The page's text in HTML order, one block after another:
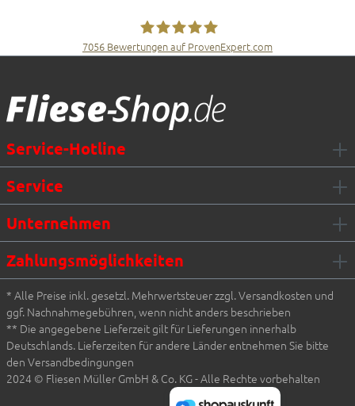
7056 Bewertungen auf ProvenExpert.com
Service-Hotline
Service
Unternehmen
Zahlungsmöglichkeiten
* Alle Preise inkl. gesetzl. Mehrwertsteuer zzgl. Versandkosten und
ggf. Nachnahmegebühren, wenn nicht anders beschrieben
** Die angegebene Lieferzeit gilt für Lieferungen innerhalb
Deutschlands. Lieferzeiten für andere Länder entnehmen Sie bitte
den Versandbedingungen
2024 © Fliesen Müller GmbH & Co. KG - Alle Rechte vorbehalten